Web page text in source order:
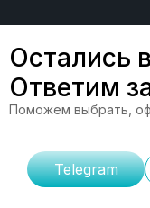
Остались
Ответим
Поможем выбрать,
Telegram